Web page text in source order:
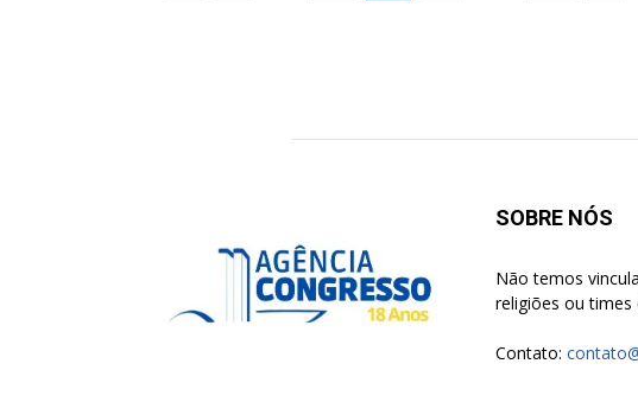
SOBRE NÓS
Não temos
religiões ou times
Contato: